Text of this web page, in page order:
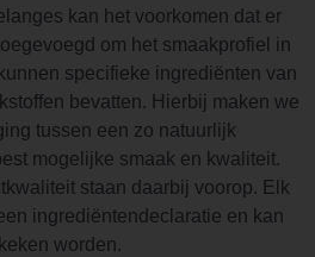
kan het voorkomen dat er
om het smaakprofiel in
specifieke ingrediënten van
bevatten. Hierbij maken we
tussen een zo natuurlijk
mogelijke smaak en kwaliteit.
staan daarbij voorop. Elk
ingrediëntendeclaratie en kan
worden.